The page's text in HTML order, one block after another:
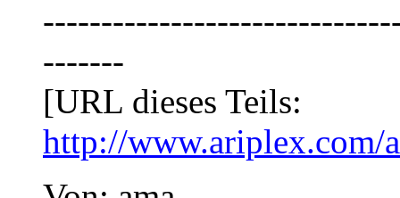
-------
[URL dieses Teils:
http://www.ariplex.com/